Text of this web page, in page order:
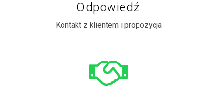
Odpowiedź
Kontakt z klientem i propozycja